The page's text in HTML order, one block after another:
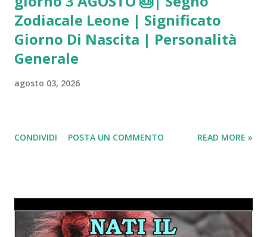
Zodiacale Leone | Significato
Giorno Di Nascita | Personalità
Generale
agosto 03, 2026
CONDIVIDI POSTA UN COMMENTO READ MORE »